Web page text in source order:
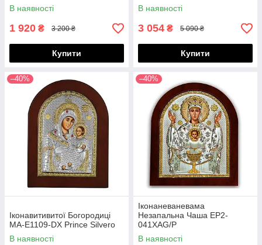
В наявності
1 920 ₴ 3 200 ₴
Купити
В наявності
3 054 ₴ 5 090 ₴
Купити
–40%
Іконавитивитої Богородиці
MA-E1109-DX Prince Silvero
В наявності
–40%
Іконаневаневама
Незапальна Чаша EP2-
041XAG/P
В наявності